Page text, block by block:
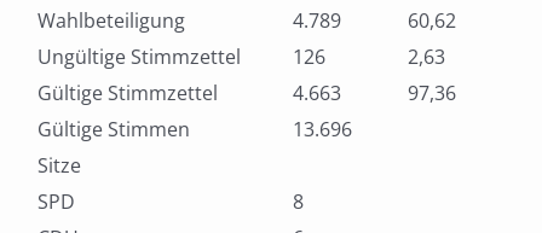
Wahlbeteiligung
4.789
60,62
Ungültige Stimmzettel
126
2,63
Gültige Stimmzettel
4.663
97,36
Gültige Stimmen
13.696
Sitze
SPD
8